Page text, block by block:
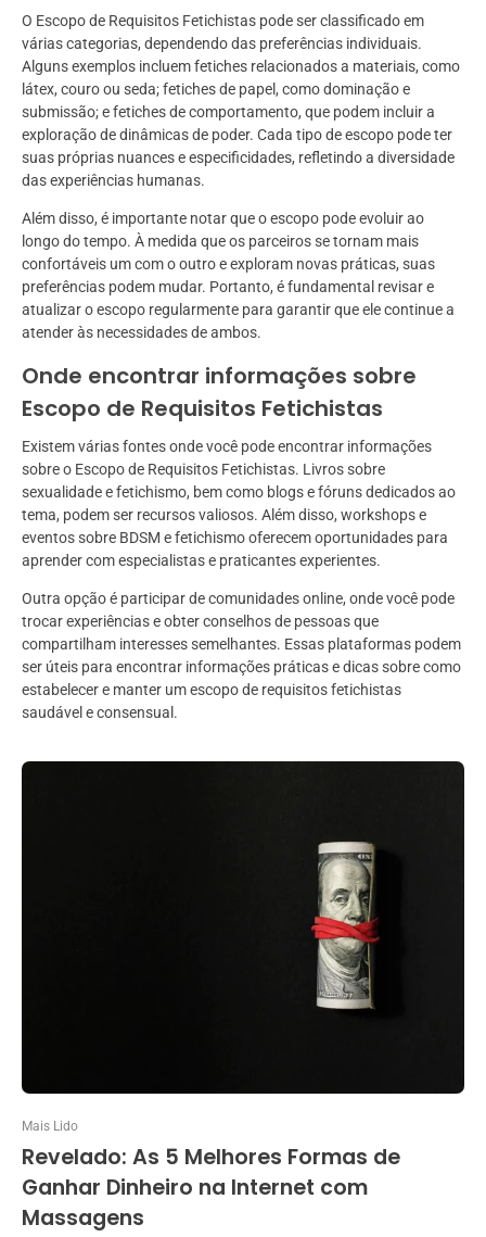
O Escopo de Requisitos Fetichistas pode ser classificado em
várias categorias, dependendo das preferências individuais.
Alguns exemplos incluem fetiches relacionados a materiais, como
látex, couro ou seda; fetiches de papel, como dominação e
submissão; e fetiches de comportamento, que podem incluir a
exploração de dinâmicas de poder. Cada tipo de escopo pode ter
suas próprias nuances e especificidades, refletindo a diversidade
das experiências humanas.
Além disso, é importante notar que o escopo pode evoluir ao
longo do tempo. À medida que os parceiros se tornam mais
confortáveis um com o outro e exploram novas práticas, suas
preferências podem mudar. Portanto, é fundamental revisar e
atualizar o escopo regularmente para garantir que ele continue a
atender às necessidades de ambos.
Onde encontrar informações sobre
Escopo de Requisitos Fetichistas
Existem várias fontes onde você pode encontrar informações
sobre o Escopo de Requisitos Fetichistas. Livros sobre
sexualidade e fetichismo, bem como blogs e fóruns dedicados ao
tema, podem ser recursos valiosos. Além disso, workshops e
eventos sobre BDSM e fetichismo oferecem oportunidades para
aprender com especialistas e praticantes experientes.
Outra opção é participar de comunidades online, onde você pode
trocar experiências e obter conselhos de pessoas que
compartilham interesses semelhantes. Essas plataformas podem
ser úteis para encontrar informações práticas e dicas sobre como
estabelecer e manter um escopo de requisitos fetichistas
saudável e consensual.
Mais Lido
Revelado: As 5 Melhores Formas de
Ganhar Dinheiro na Internet com
Massagens